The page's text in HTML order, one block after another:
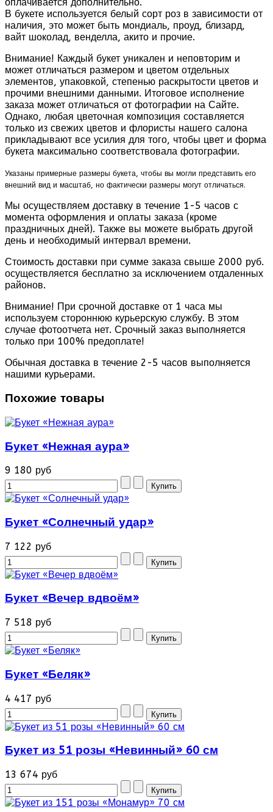
оплачивается дополнительно.
В букете используется белый сорт роз в зависимости от
наличия, это может быть мондиаль, проуд, близард,
вайт шоколад, венделла, акито и прочие.
Внимание! Каждый букет уникален и неповторим и
может отличаться размером и цветом отдельных
элементов, упаковкой, степенью раскрытости цветов и
прочими внешними данными. Итоговое исполнение
заказа может отличаться от фотографии на Сайте.
Однако, любая цветочная композиция составляется
только из свежих цветов и флористы нашего салона
прикладывают все усилия для того, чтобы цвет и форма
букета максимально соответствовала фотографии.
Указаны примерные размеры букета, чтобы вы могли представить его
внешний вид и масштаб, но фактически размеры могут отличаться.
Мы осуществляем доставку в течение 1-5 часов с
момента оформления и оплаты заказа (кроме
праздничных дней). Также вы можете выбрать другой
день и необходимый интервал времени.
Стоимость доставки при сумме заказа свыше 2000 руб.
осуществляется бесплатно за исключением отдаленных
районов.
Внимание! При срочной доставке от 1 часа мы
используем стороннюю курьерскую службу. В этом
случае фотоотчета нет. Срочный заказ выполняется
только при 100% предоплате!
Обычная доставка в течение 2-5 часов выполняется
нашими курьерами.
Похожие товары
Букет «Нежная аура»
9 180 руб
Букет «Солнечный удар»
7 122 руб
Букет «Вечер вдвоём»
7 518 руб
Букет «Беляк»
4 417 руб
Букет из 51 розы «Невинный» 60 см
13 674 руб